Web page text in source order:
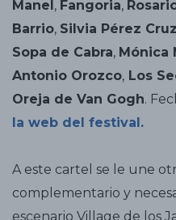
Manel, Fangoria,
Barrio, Silvia Pérez Cruz
Sopa de Cabra, Mónica
Antonio Orozco, Los
Oreja de Van Gogh.
la web del festival.
A este cartel se le une
complementario y
escenario Village de los